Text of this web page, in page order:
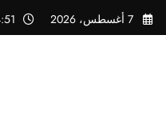
التجاوز
إلى
7 أغسطس، 2026 AM